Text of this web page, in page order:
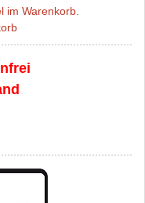
im Warenkorb.